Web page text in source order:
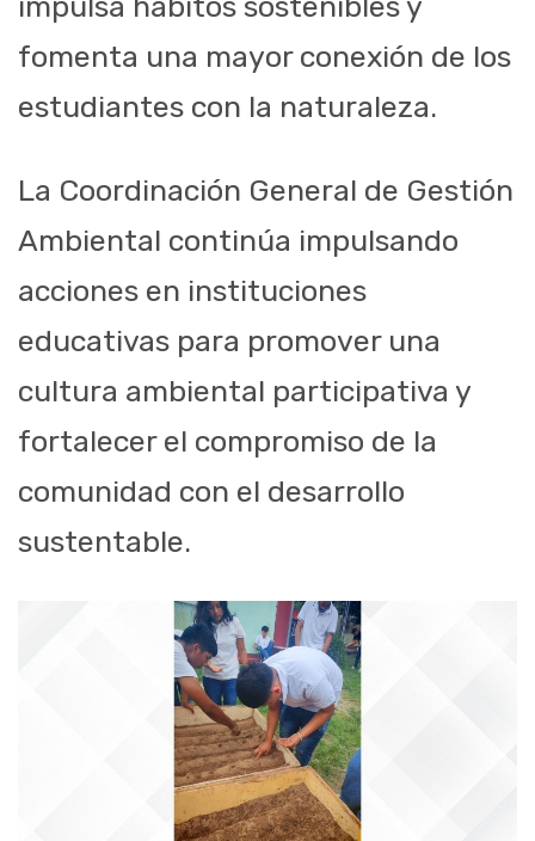
impulsa hábitos sostenibles y
fomenta una mayor conexión de los
estudiantes con la naturaleza.
La Coordinación General de Gestión
Ambiental continúa impulsando
acciones en instituciones
educativas para promover una
cultura ambiental participativa y
fortalecer el compromiso de la
comunidad con el desarrollo
sustentable.